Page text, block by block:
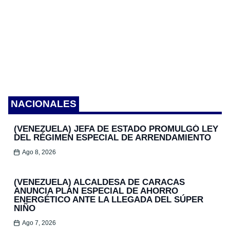
NACIONALES
(VENEZUELA) JEFA DE ESTADO PROMULGÓ LEY
DEL RÉGIMEN ESPECIAL DE ARRENDAMIENTO
Ago 8, 2026
(VENEZUELA) ALCALDESA DE CARACAS
ANUNCIA PLAN ESPECIAL DE AHORRO
ENERGÉTICO ANTE LA LLEGADA DEL SÚPER
NIÑO
Ago 7, 2026